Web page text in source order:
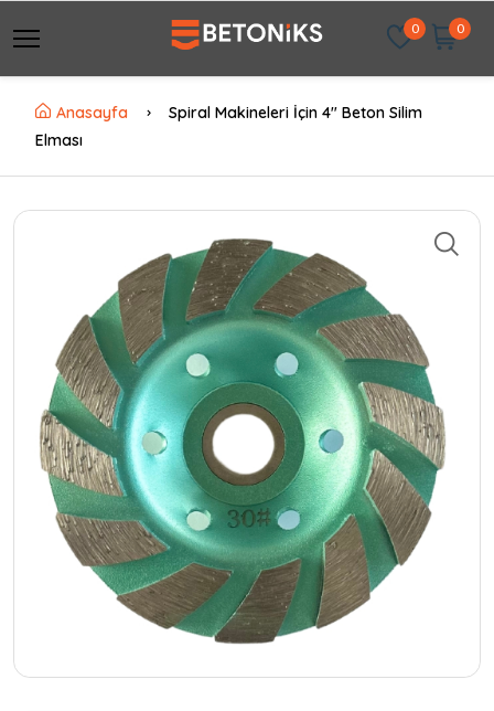
0 0
Anasayfa
Spiral Makineleri İçin 4" Beton Silim
Elması